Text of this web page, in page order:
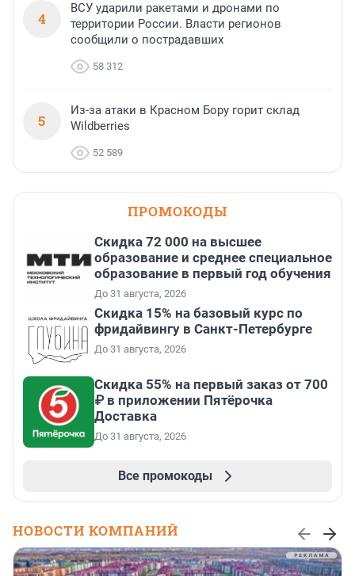
4
ВСУ ударили ракетами и дронами по
территории России. Власти регионов
сообщили о пострадавших
58 312
5
Из-за атаки в Красном Бору горит склад
Wildberries
52 589
ПРОМОКОДЫ
Скидка 72 000 на высшее
образование и среднее специальное
образование в первый год обучения
До 31 августа, 2026
Скидка 15% на базовый курс по
фридайвингу в Санкт-Петербурге
До 31 августа, 2026
Скидка 55% на первый заказ от 700
₽ в приложении Пятёрочка
Доставка
До 31 августа, 2026
Все промокоды
НОВОСТИ КОМПАНИЙ